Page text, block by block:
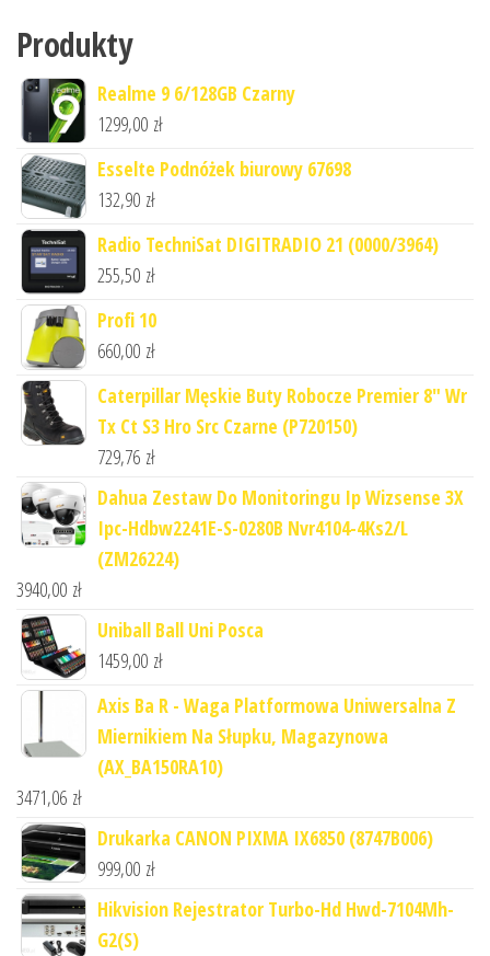
Produkty
Realme 9 6/128GB Czarny
1299,00 zł
Esselte Podnóżek biurowy 67698
132,90 zł
Radio TechniSat DIGITRADIO 21 (0000/3964)
255,50 zł
Profi 10
660,00 zł
Caterpillar Męskie Buty Robocze Premier 8" Wr
Tx Ct S3 Hro Src Czarne (P720150)
729,76 zł
Dahua Zestaw Do Monitoringu Ip Wizsense 3X
Ipc-Hdbw2241E-S-0280B Nvr4104-4Ks2/L
(ZM26224)
3940,00 zł
Uniball Ball Uni Posca
1459,00 zł
Axis Ba R - Waga Platformowa Uniwersalna Z
Miernikiem Na Słupku, Magazynowa
(AX_BA150RA10)
3471,06 zł
Drukarka CANON PIXMA IX6850 (8747B006)
999,00 zł
Hikvision Rejestrator Turbo-Hd Hwd-7104Mh-
G2(S)